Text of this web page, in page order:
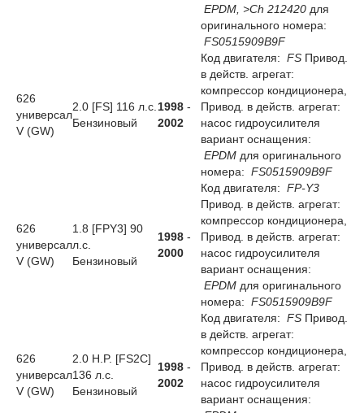
EPDM, >Ch 212420 для
оригинального номера:
FS0515909B9F
626
универсал
V (GW)
2.0 [FS] 116 л.с.
Бензиновый
1998 -
2002
Код двигателя: FS Привод.
в действ. агрегат:
компрессор кондиционера,
Привод. в действ. агрегат:
насос гидроусилителя
вариант оснащения:
EPDM для оригинального
номера: FS0515909B9F
626
универсал
V (GW)
1.8 [FPY3] 90
л.с.
Бензиновый
1998 -
2000
Код двигателя: FP-Y3
Привод. в действ. агрегат:
компрессор кондиционера,
Привод. в действ. агрегат:
насос гидроусилителя
вариант оснащения:
EPDM для оригинального
номера: FS0515909B9F
626
универсал
V (GW)
2.0 H.P. [FS2C]
136 л.с.
Бензиновый
1998 -
2002
Код двигателя: FS Привод.
в действ. агрегат:
компрессор кондиционера,
Привод. в действ. агрегат:
насос гидроусилителя
вариант оснащения: